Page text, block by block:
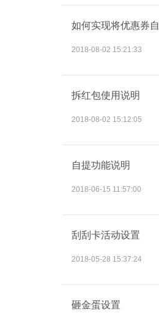
如何实现将优惠券
2018-08-02 15:21:33
拆红包使用说明
2018-08-02 15:12:05
自提功能说明
2018-06-15 11:57:00
刮刮卡活动设置
2018-05-28 15:37:24
砸金蛋设置